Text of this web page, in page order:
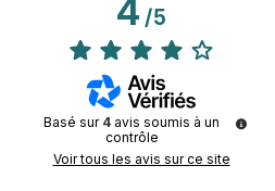
Touch bar
Oui
Type de stockage
Webcam
Oui
éclairés. Il dispose également
d'un microphone et d'un
Ce MacBook Pro 13"
également équipé de la
d'un réseau Wi-Fi pour une
et fiable.
4/5
Basé sur 4 avis soumis à un
contrôle
Voir tous les avis sur ce site